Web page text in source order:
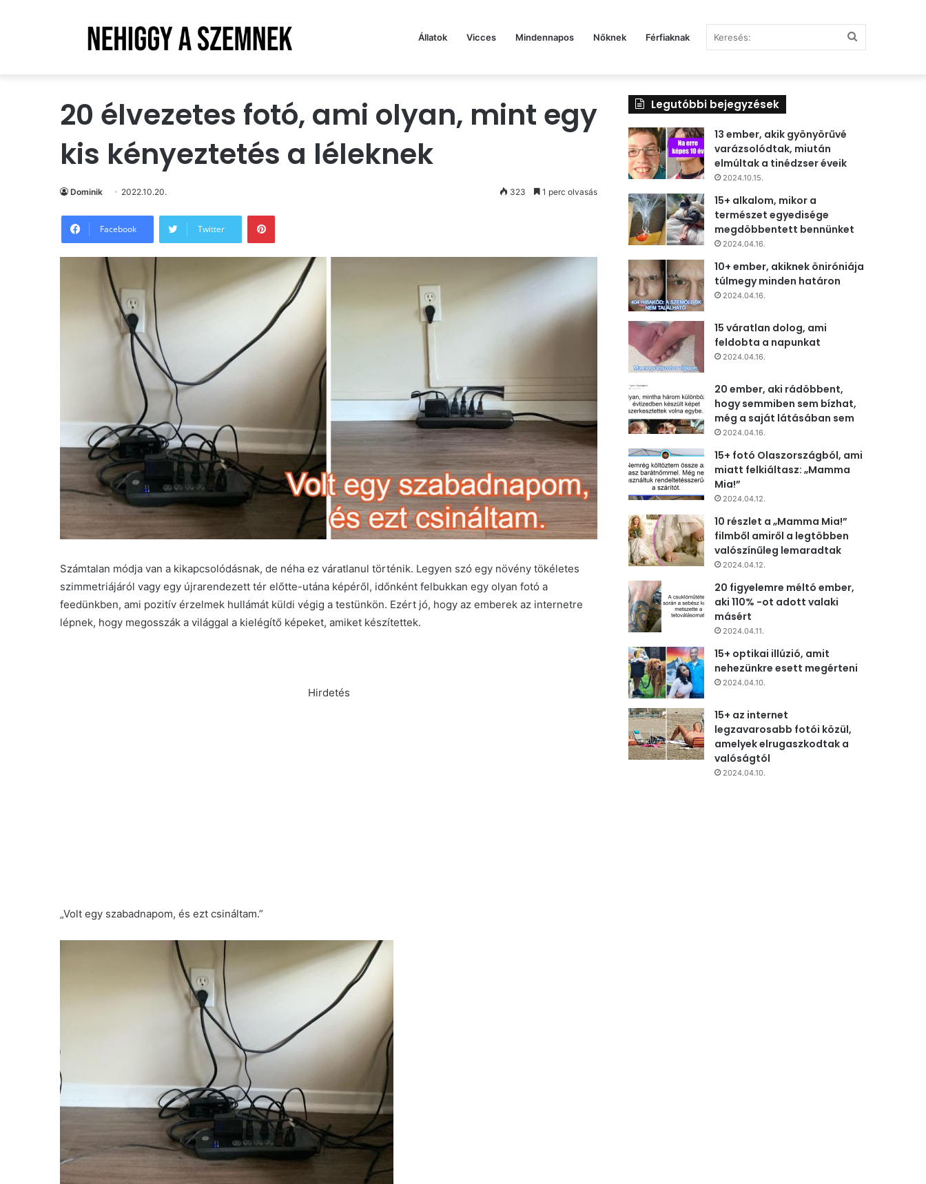
Állatok Vicces Mindennapos Nőknek Férfiaknak
20 élvezetes fotó, ami olyan, mint egy
kis kényeztetés a léleknek
Dominik 2022.10.20. 323 1 perc olvasás
Facebook Twitter
Pinterest
Számtalan módja van a kikapcsolódásnak, de néha ez váratlanul történik. Legyen szó egy növény tökéletes
szimmetriájáról vagy egy újrarendezett tér előtte-utána képéről, időnként felbukkan egy olyan fotó a
feedünkben, ami pozitív érzelmek hullámát küldi végig a testünkön. Ezért jó, hogy az emberek az internetre
lépnek, hogy megosszák a világgal a kielégítő képeket, amiket készítettek.
Hirdetés
„Volt egy szabadnapom, és ezt csináltam.”
Legutóbbi bejegyzések
13 ember, akik gyönyörűvé
varázsolódtak, miután
elmúltak a tinédzser éveik
2024.10.15.
15+ alkalom, mikor a
természet egyedisége
megdöbbentett bennünket
2024.04.16.
10+ ember, akiknek öniróniája
túlmegy minden határon
2024.04.16.
15 váratlan dolog, ami
feldobta a napunkat
2024.04.16.
20 ember, aki rádöbbent,
hogy semmiben sem bízhat,
még a saját látásában sem
2024.04.16.
15+ fotó Olaszországból, ami
miatt felkiáltasz: „Mamma
Mia!”
2024.04.12.
10 részlet a „Mamma Mia!”
filmből amiről a legtöbben
valószínűleg lemaradtak
2024.04.12.
20 figyelemre méltó ember,
aki 110% -ot adott valaki
másért
2024.04.11.
15+ optikai illúzió, amit
nehezünkre esett megérteni
2024.04.10.
15+ az internet
legzavarosabb fotói közül,
amelyek elrugaszkodtak a
valóságtól
2024.04.10.